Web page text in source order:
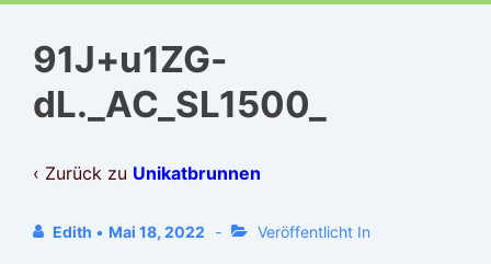
91J+u1ZG-
dL._AC_SL1500_
‹ Zurück zu Unikatbrunnen
Edith • Mai 18, 2022 Veröffentlicht In